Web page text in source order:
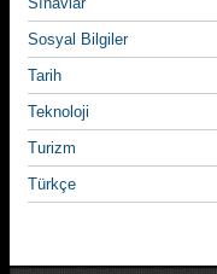
Sosyal Bilgiler
Tarih
Teknoloji
Turizm
Türkçe